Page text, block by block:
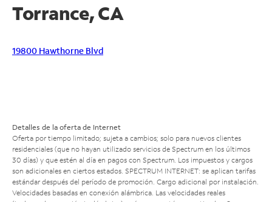
Torrance, CA
19800 Hawthorne Blvd
Detalles de la oferta de Internet
Oferta por tiempo limitado; sujeta a cambios; solo para nuevos clientes
residenciales (que no hayan utilizado servicios de Spectrum en los últimos
30 días) y que estén al día en pagos con Spectrum. Los impuestos y cargos
son adicionales en ciertos estados. SPECTRUM INTERNET: se aplican tarifas
estándar después del período de promoción. Cargo adicional por instalación.
Velocidades basadas en conexión alámbrica. Las velocidades reales